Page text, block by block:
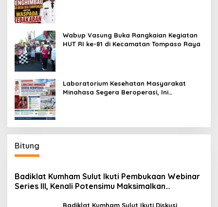
Wabup Vasung Buka Rangkaian Kegiatan
HUT RI ke-81 di Kecamatan Tompaso Raya
Laboratorium Kesehatan Masyarakat
Minahasa Segera Beroperasi, Ini
Bitung
Badiklat Kumham Sulut Ikuti Pembukaan Webinar
Series III, Kenali Potensimu Maksimalkan
Badiklat Kumham Sulut Ikuti Diskusi